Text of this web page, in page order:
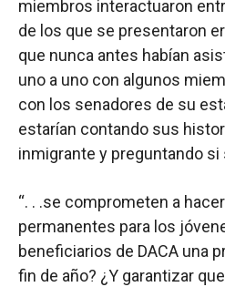
miembros interactuaron
de los que se presentaron
que nunca antes habían
uno a uno con algunos
con los senadores de su
estarían contando sus
inmigrante y preguntando
“. . .se comprometen a
permanentes para los
beneficiarios de DACA una
fin de año? ¿Y garantizar